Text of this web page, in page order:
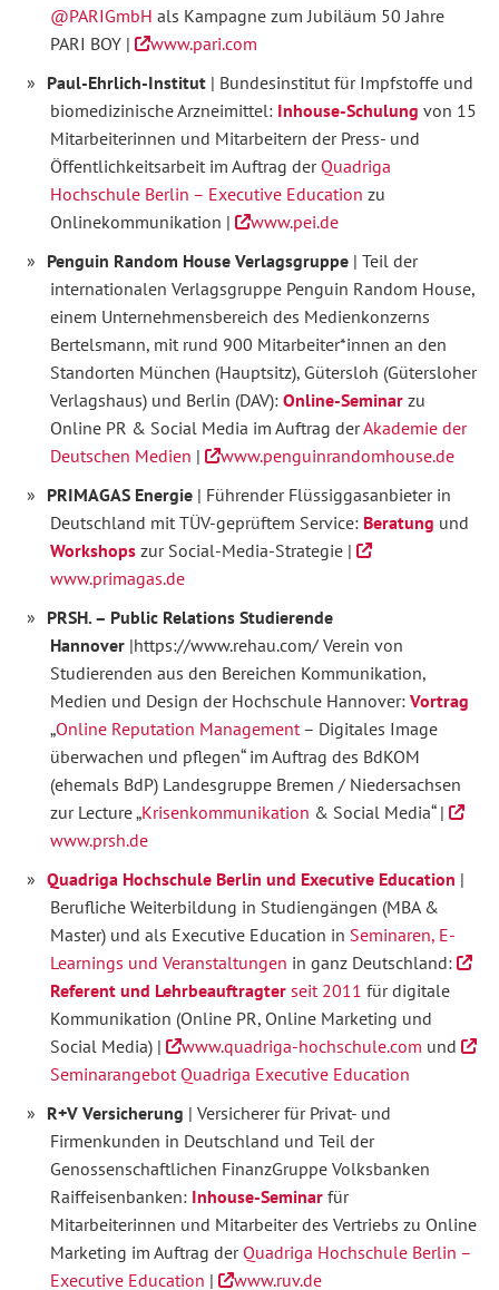
@PARIGmbH als Kampagne zum Jubiläum 50 Jahre
PARI BOY |
www.pari.com
Paul-Ehrlich-Institut | Bundesinstitut für Impfstoffe und
biomedizinische Arzneimittel: Inhouse-Schulung von 15
Mitarbeiterinnen und Mitarbeitern der Press- und
Öffentlichkeitsarbeit im Auftrag der Quadriga
Hochschule Berlin – Executive Education zu
Onlinekommunikation |
www.pei.de
Penguin Random House Verlagsgruppe | Teil der
internationalen Verlagsgruppe Penguin Random House,
einem Unternehmensbereich des Medienkonzerns
Bertelsmann, mit rund 900 Mitarbeiter*innen an den
Standorten München (Hauptsitz), Gütersloh (Gütersloher
Verlagshaus) und Berlin (DAV): Online-Seminar zu
Online PR & Social Media im Auftrag derAkademie der
Deutschen Medien |
www.penguinrandomhouse.de
PRIMAGAS Energie | Führender Flüssiggasanbieter in
Deutschland mit TÜV-geprüftem Service: Beratung und
Workshops zur Social-Media-Strategie |
www.primagas.de
PRSH. – Public Relations Studierende
Hannover |https://www.rehau.com/ Verein von
Studierenden aus den Bereichen Kommunikation,
Medien und Design der Hochschule Hannover: Vortrag
„Online Reputation Management– Digitales Image
überwachen und pflegen“ im Auftrag des BdKOM
(ehemals BdP) Landesgruppe Bremen / Niedersachsen
zur Lecture „Krisenkommunikation & Social Media“ |
www.prsh.de
Quadriga Hochschule Berlin und Executive Education |
Berufliche Weiterbildung in Studiengängen (MBA &
Master) und als Executive Education in Seminaren, E-
Learnings und Veranstaltungen in ganz Deutschland:
Referent und Lehrbeauftragter seit 2011 für digitale
Kommunikation (Online PR, Online Marketing und
Social Media) |
www.quadriga-hochschule.com und
Seminarangebot Quadriga Executive Education
R+V Versicherung | Versicherer für Privat- und
Firmenkunden in Deutschland und Teil der
Genossenschaftlichen FinanzGruppe Volksbanken
Raiffeisenbanken: Inhouse-Seminar für
Mitarbeiterinnen und Mitarbeiter des Vertriebs zu Online
Marketing im Auftrag der Quadriga Hochschule Berlin –
Executive Education | www.ruv.de